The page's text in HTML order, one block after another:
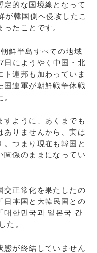
定的な国境線となって
が韓国側へ侵攻したこ
たことです。
鮮半島すべての地域
日にようやく中国・北
ト連邦も加わっていま
国連軍が朝鮮戦争休戦
ように、あくまでも
ありませんから、実は
。つまり現在も韓国と
関係のままになってい
正常化を果たしたの
日本国と大韓民国との
대한민국과 일본국 간
た。
が終結していません